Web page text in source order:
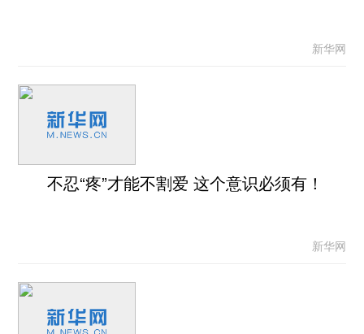
新华网
不忍“疼”才能不割爱 这个意识必须有！
新华网